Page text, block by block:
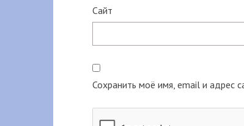
Сайт
Сохранить моё имя, email и адрес